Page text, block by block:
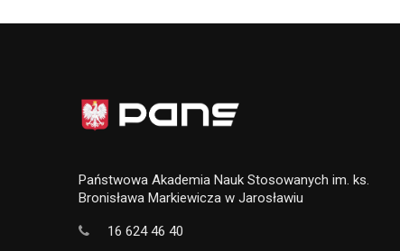
Państwowa Akademia Nauk Stosowanych im. ks.
Bronisława Markiewicza w Jarosławiu
16 624 46 40